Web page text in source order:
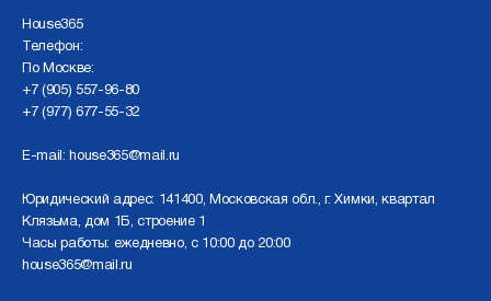
Нouse365
Телефон:
По Москве:
+7 (905) 557-96-80
+7 (977) 677-55-32
E-mail: house365@mail.ru
Юридический адрес: 141400, Московская обл., г. Химки, квартал
Клязьма, дом 1Б, строение 1
Часы работы: ежедневно, с 10:00 до 20:00
house365@mail.ru